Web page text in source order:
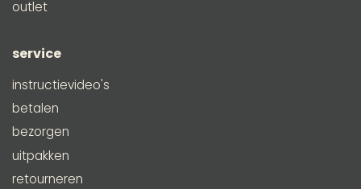
outlet
service
instructievideo's
betalen
bezorgen
uitpakken
retourneren